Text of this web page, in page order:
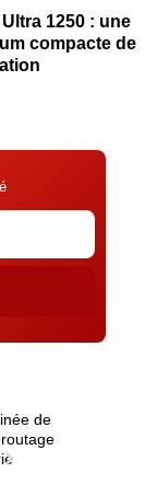
1250 : une
compacte de
de